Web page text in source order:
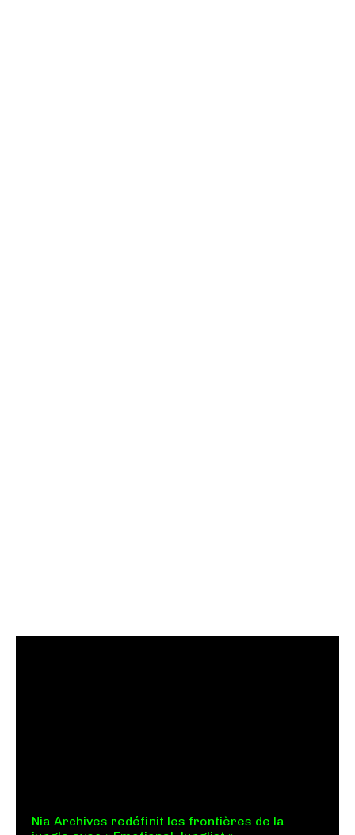
Nia Archives redéfinit les frontières de la